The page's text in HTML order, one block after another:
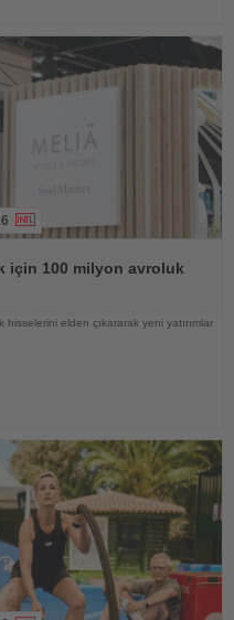
için 100 milyon avroluk
elden çıkararak yeni yatırımlar